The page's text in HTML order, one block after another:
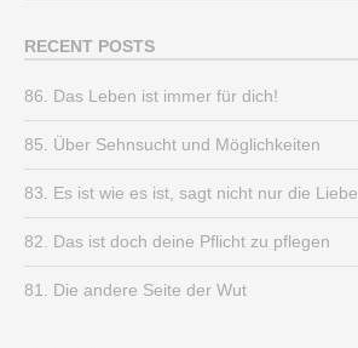
RECENT POSTS
86. Das Leben ist immer für dich!
85. Über Sehnsucht und Möglichkeiten
83. Es ist wie es ist, sagt nicht nur die Liebe
82. Das ist doch deine Pflicht zu pflegen
81. Die andere Seite der Wut